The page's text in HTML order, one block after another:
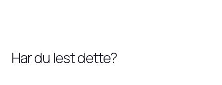
Har du lest dette?